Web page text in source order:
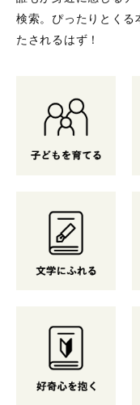
検索。 ぴったりとくる
たされるはず！